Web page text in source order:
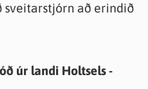
sveitarstjórn að erindið
úr landi Holtsels -